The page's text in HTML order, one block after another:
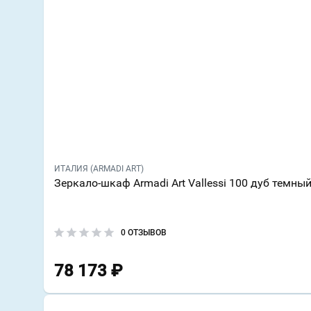
ИТАЛИЯ (ARMADI ART)
Зеркало-шкаф Armadi Art Vallessi 100 дуб темный
0 ОТЗЫВОВ
78 173 ₽